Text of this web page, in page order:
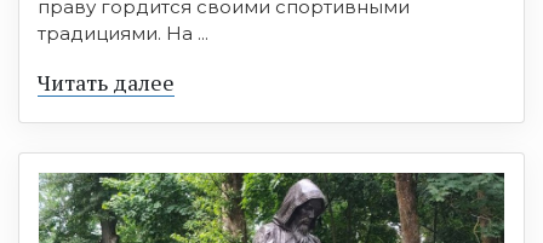
праву гордится своими спортивными
традициями. На ...
Читать далее